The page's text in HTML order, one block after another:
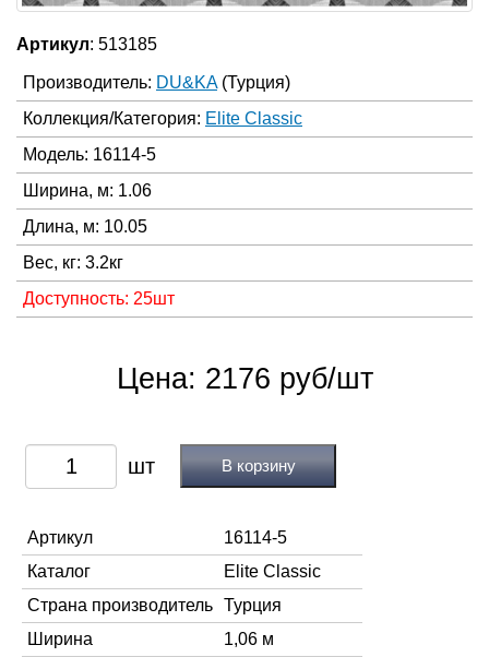
Артикул: 513185
Производитель: DU&KA (Турция)
Коллекция/Категория: Elite Classic
Модель: 16114-5
Ширина, м: 1.06
Длина, м: 10.05
Вес, кг: 3.2кг
Доступность: 25шт
Цена: 2176 руб/шт
В корзину
Артикул
16114-5
Каталог
Elite Classic
Страна производитель Турция
Ширина
1,06 м